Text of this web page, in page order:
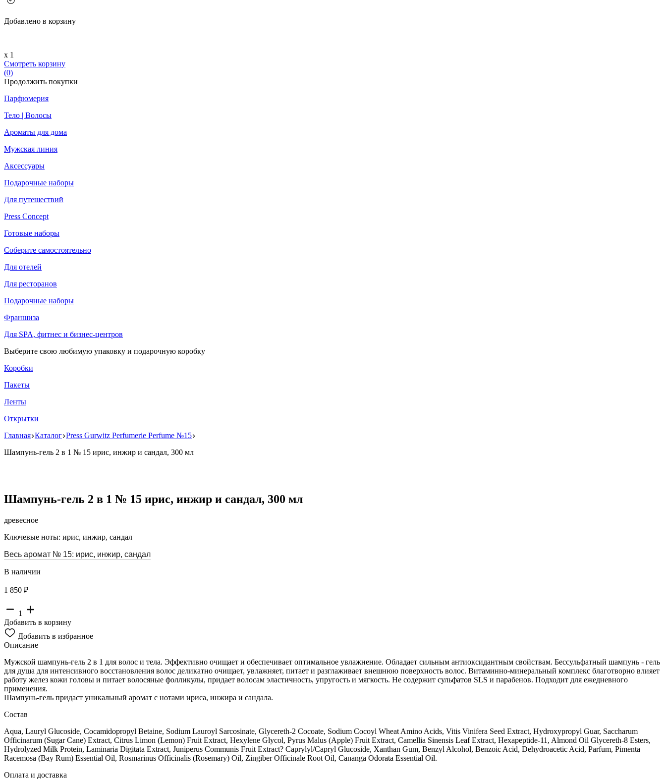
Добавлено в корзину
х 1
Смотреть корзину
(0)
Продолжить покупки
Парфюмерия
Тело | Волосы
Ароматы для дома
Мужская линия
Аксессуары
Подарочные наборы
Для путешествий
Press Concept
Готовые наборы
Соберите самостоятельно
Для отелей
Для ресторанов
Подарочные наборы
Франшиза
Для SPA, фитнес и бизнес-центров
Выберите свою любимую упаковку и подарочную коробку
Коробки
Пакеты
Ленты
Открытки
Главная Каталог Press Gurwitz Perfumerie Perfume №15
Шампунь-гель 2 в 1 № 15 ирис, инжир и сандал, 300 мл
Шампунь-гель 2 в 1 № 15 ирис, инжир и сандал, 300 мл
древесное
Ключевые ноты: ирис, инжир, сандал
Весь аромат № 15: ирис, инжир, сандал
В наличии
1 850 ₽
1
Добавить в корзину
Добавить в избранное
Описание
Мужской шампунь-гель 2 в 1 для волос и тела. Эффективно очищает и обеспечивает оптимальное увлажнение. Обладает сильным антиоксидантным свойствам. Бессульфатный шампунь - гель
для душа для интенсивного восстановления волос деликатно очищает, увлажняет, питает и разглаживает внешнюю поверхность волос. Витаминно-минеральный комплекс благотворно влияет
работу желез кожи головы и питает волосяные фолликулы, придает волосам эластичность, упругость и мягкость. Не содержит сульфатов SLS и парабенов. Подходит для ежедневного
применения.
Шампунь-гель придаст уникальный аромат с нотами ириса, инжира и сандала.
Состав
Aqua, Lauryl Glucoside, Cocamidopropyl Betaine, Sodium Lauroyl Sarcosinate, Glycereth-2 Cocoate, Sodium Cocoyl Wheat Amino Acids, Vitis Vinifera Seed Extract, Hydroxypropyl Guar, Saccharum
Officinarum (Sugar Cane) Extract, Citrus Limon (Lemon) Fruit Extract, Hexylene Glycol, Pyrus Malus (Apple) Fruit Extract, Camellia Sinensis Leaf Extract, Hexapeptide-11, Almond Oil Glycereth-8 Esters,
Hydrolyzed Milk Protein, Laminaria Digitata Extract, Juniperus Communis Fruit Extract? Caprylyl/Capryl Glucoside, Xanthan Gum, Benzyl Alcohol, Benzoic Acid, Dehydroacetic Acid, Parfum, Pimenta
Racemosa (Bay Rum) Essential Oil, Rosmarinus Officinalis (Rosemary) Oil, Zingiber Officinale Root Oil, Cananga Odorata Essential Oil.
Оплата и доставка